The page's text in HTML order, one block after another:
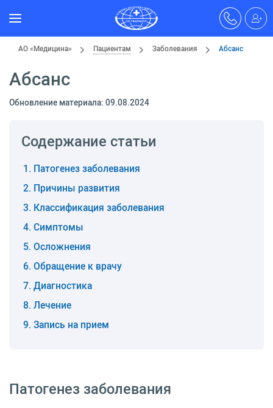
АО «Медицина» Пациентам Заболевания Абсанс
Абсанс
Обновление материала: 09.08.2024
Содержание статьи
Патогенез заболевания
Причины развития
Классификация заболевания
Симптомы
Осложнения
Обращение к врачу
Диагностика
Лечение
Запись на прием
Патогенез заболевания